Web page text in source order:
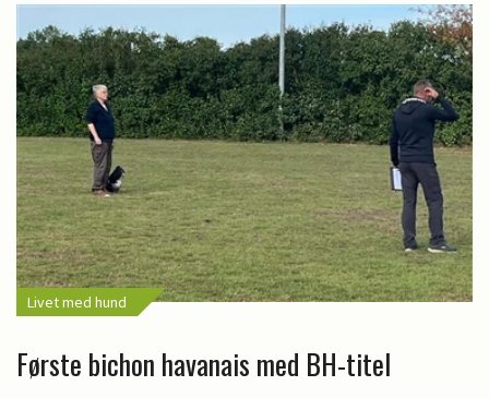
Livet med hund
Første bichon havanais med BH-titel